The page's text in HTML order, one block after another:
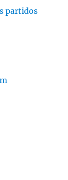
partidos